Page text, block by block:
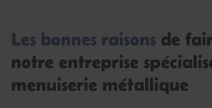
Les bonnes raisons de
notre entreprise
menuiserie métallique